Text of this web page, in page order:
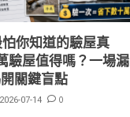
你知道的驗屋真
驗屋值得嗎？一場漏
關鍵盲點
2026-07-14 0